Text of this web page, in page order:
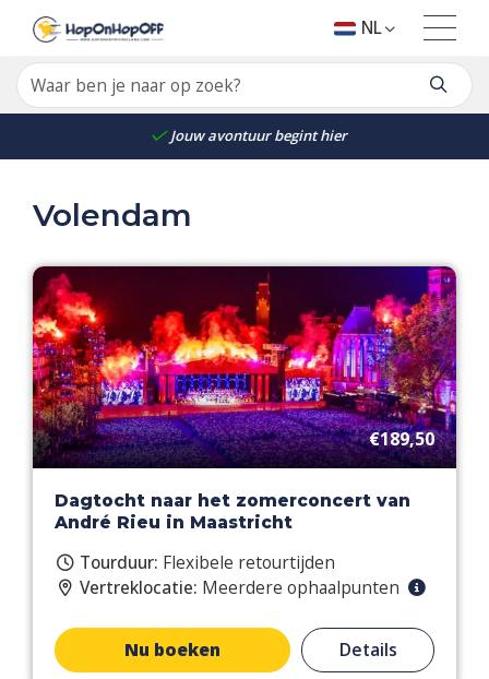
Jouw avontuur begint hier
NL
Volendam
€189,50
Dagtocht naar het zomerconcert van
André Rieu in Maastricht
Tourduur: Flexibele retourtijden
Vertreklocatie: Meerdere ophaalpunten
Nu boeken Details